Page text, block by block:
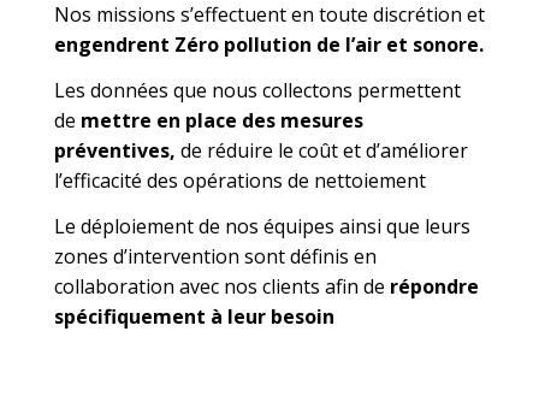
Nos missions s’effectuent en toute discrétion et
engendrent Zéro pollution de l’air et sonore.
Les données que nous collectons permettent
mettre en place des mesures
préventives,de réduire le coût et d’améliorer
l’efficacité des opérations de nettoiement
Le déploiement de nos équipes ainsi que leurs
zones d’intervention sont définis en
collaboration avec nos clients afin de répondre
spécifiquement à leur besoin